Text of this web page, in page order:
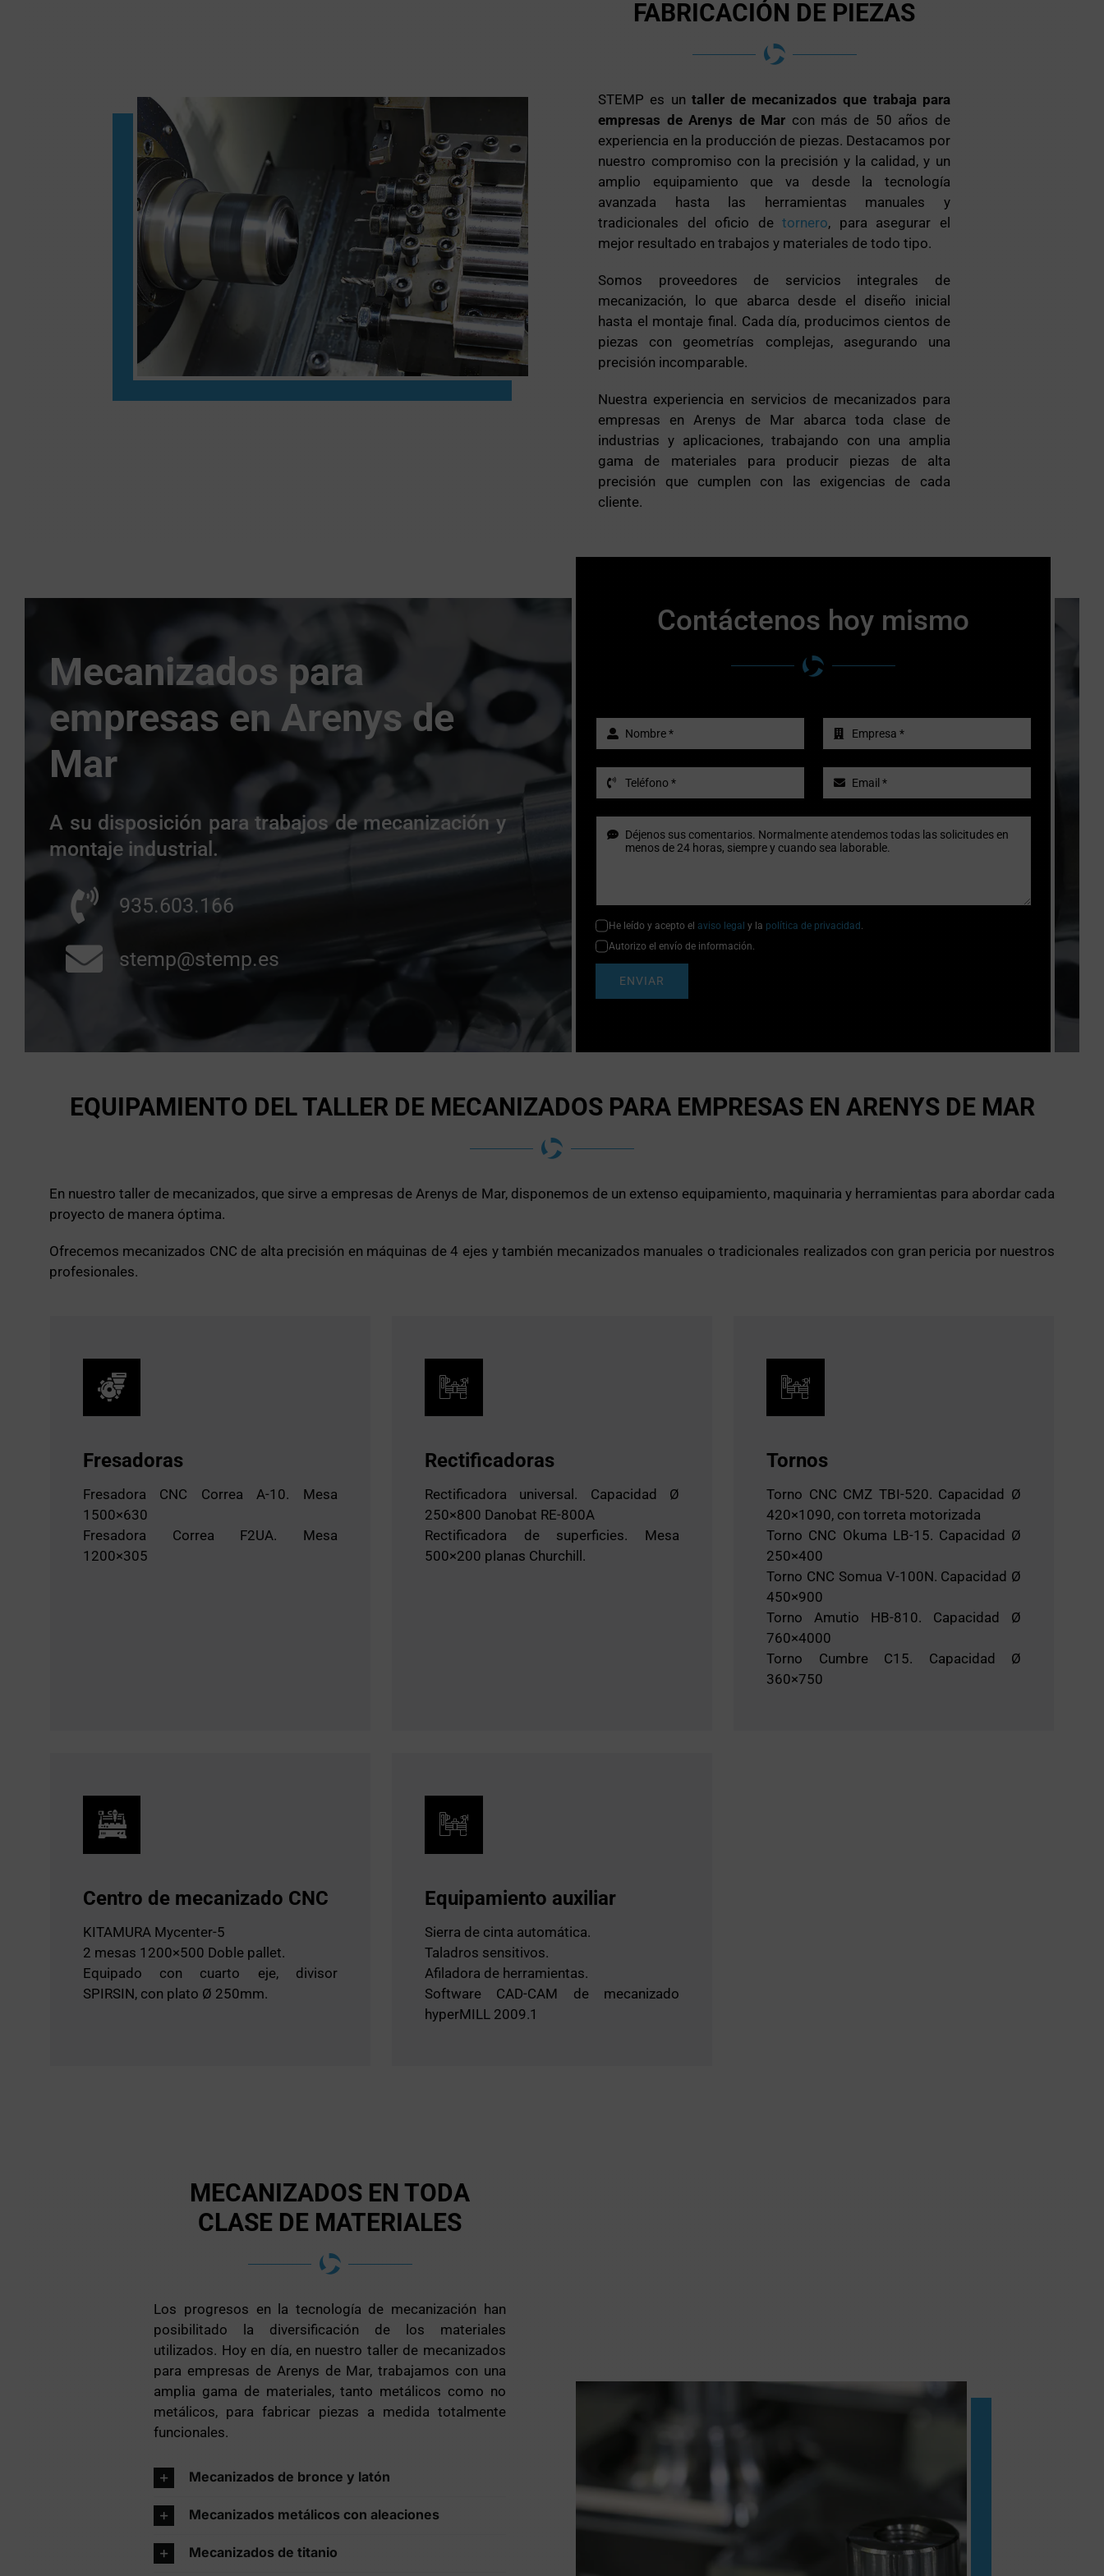
FABRICACIÓN DE PIEZAS
STEMP es un taller de mecanizados que trabaja para
empresas de Arenys de Mar con más de 50 años de
experiencia en la producción de piezas. Destacamos por
nuestro compromiso con la precisión y la calidad, y un
amplio equipamiento que va desde la tecnología
avanzada hasta las herramientas manuales y
tradicionales del oficio detornero, para asegurar el
mejor resultado en trabajos y materiales de todo tipo.
Somos proveedores de servicios integrales de
mecanización, lo que abarca desde el diseño inicial
hasta el montaje final. Cada día, producimos cientos de
piezas con geometrías complejas, asegurando una
precisión incomparable.
Nuestra experiencia en servicios de mecanizados para
empresas en Arenys de Mar abarca toda clase de
industrias y aplicaciones, trabajando con una amplia
gama de materiales para producir piezas de alta
precisión que cumplen con las exigencias de cada
cliente.
Mecanizados para
empresas en Arenys de
Mar
A su disposición para trabajos de mecanización y
montaje industrial.
935.603.166
stemp@stemp.es
Contáctenos hoy mismo
He leído y acepto el aviso legal y la política de privacidad .
Autorizo el envío de información.
ENVIAR
EQUIPAMIENTO DEL TALLER DE MECANIZADOS PARA EMPRESAS EN ARENYS DE MAR
En nuestro taller de mecanizados, que sirve a empresas de Arenys de Mar, disponemos de un extenso equipamiento, maquinaria y herramientas para abordar cada
proyecto de manera óptima.
Ofrecemos mecanizados CNC de alta precisión en máquinas de 4 ejes y también mecanizados manuales o tradicionales realizados con gran pericia por nuestros
profesionales.
Fresadoras
Fresadora CNC Correa A-10. Mesa
1500×630
Fresadora Correa F2UA. Mesa
1200×305
Rectificadoras
Rectificadora universal. Capacidad Ø
250×800 Danobat RE-800A
Rectificadora de superficies. Mesa
500×200 planas Churchill.
Tornos
Torno CNC CMZ TBI-520. Capacidad Ø
420×1090, con torreta motorizada
Torno CNC Okuma LB-15. Capacidad Ø
250×400
Torno CNC Somua V-100N. Capacidad Ø
450×900
Torno Amutio HB-810. Capacidad Ø
760×4000
Torno Cumbre C15. Capacidad Ø
360×750
Centro de mecanizado CNC
KITAMURA Mycenter-5
2 mesas 1200×500 Doble pallet.
Equipado con cuarto eje, divisor
SPIRSIN, con plato Ø 250mm.
Equipamiento auxiliar
Sierra de cinta automática.
Taladros sensitivos.
Afiladora de herramientas.
Software CAD-CAM de mecanizado
hyperMILL 2009.1
MECANIZADOS EN TODA
CLASE DE MATERIALES
Los progresos en la tecnología de mecanización han
posibilitado la diversificación de los materiales
utilizados. Hoy en día, en nuestro taller de mecanizados
para empresas de Arenys de Mar, trabajamos con una
amplia gama de materiales, tanto metálicos como no
metálicos, para fabricar piezas a medida totalmente
funcionales.
Mecanizados de bronce y latón
Mecanizados metálicos con aleaciones
Mecanizados de titanio